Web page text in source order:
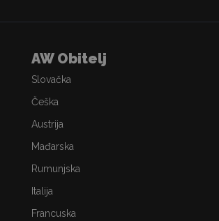
AW Obitelj
Slovačka
Češka
Austrija
Mađarska
Rumunjska
Italija
Francuska